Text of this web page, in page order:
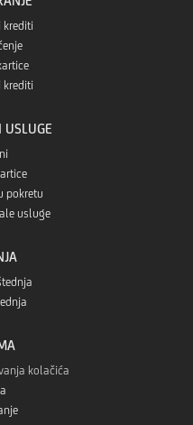
krediti
krediti
USLUGE
pokretu
usluge
kolačića